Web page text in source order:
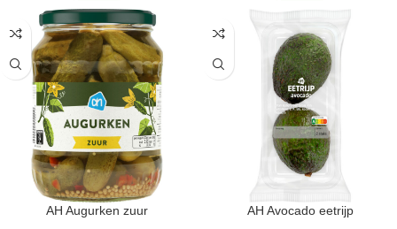
AH Augurken zuur AH Avocado eetrijp